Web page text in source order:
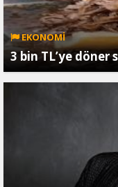
EKONOMİ
3 bin TL’ye